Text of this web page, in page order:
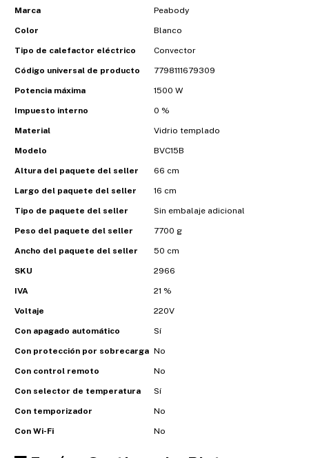
Marca Peabody
Color Blanco
Tipo de calefactor eléctrico Convector
Código universal de producto 7798111679309
Potencia máxima 1500 W
Impuesto interno 0 %
Material Vidrio templado
Modelo BVC15B
Altura del paquete del seller 66 cm
Largo del paquete del seller 16 cm
Tipo de paquete del seller Sin embalaje adicional
Peso del paquete del seller 7700 g
Ancho del paquete del seller 50 cm
SKU 2966
IVA 21 %
Voltaje 220V
Con apagado automático Sí
Con protección por sobrecarga No
Con control remoto No
Con selector de temperatura Sí
Con temporizador No
Con Wi-Fi No